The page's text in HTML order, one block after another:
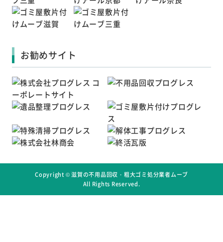
お勧めサイト
Copyright ©滋賀の不用品回収・粗大ゴミ処分業者ムーブ
All Rights Reserved.